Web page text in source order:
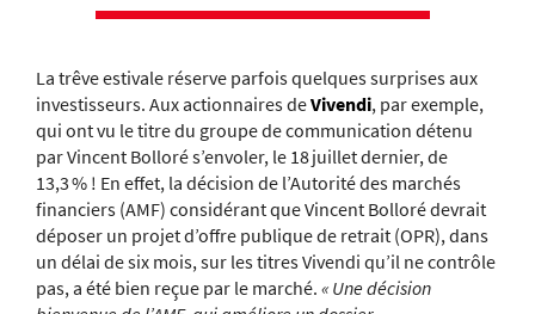
La trêve estivale réserve parfois quelques surprises aux
investisseurs. Aux actionnaires deVivendi, par exemple,
qui ont vu le titre du groupe de communication détenu
par Vincent Bolloré s’envoler, le 18 juillet dernier, de
13,3 % ! En effet, la décision de l’Autorité des marchés
financiers (AMF) considérant que Vincent Bolloré devrait
déposer un projet d’offre publique de retrait (OPR), dans
un délai de six mois, sur les titres Vivendi qu’il ne contrôle
pas, a été bien reçue par le marché. « Une décision